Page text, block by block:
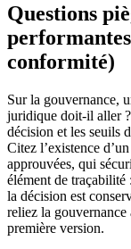
Questions
conformité)
Sur la gouvernance,
juridique doit-il aller
décision et les seuils
Citez l’existence
approuvées, qui
élément de
la décision est
reliez la
première version.